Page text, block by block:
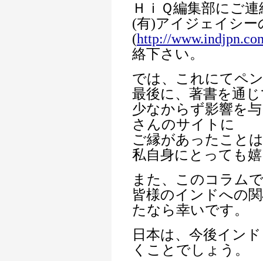
ＨｉＱ編集部にご
(有)アイジェイシ
(http://
絡下さい。
では、これにてペ
最後に、著書を通
少なからず影響を
さんのサイトに
ご縁があったこと
私自身にとっても
また、このコラム
皆様のインドへの
たなら幸いです。
日本は、今後イン
くことでしょう。